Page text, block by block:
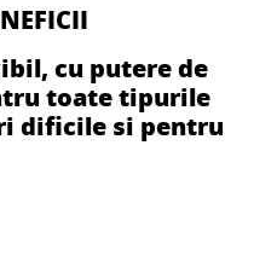
cu putere de
toate tipurile
dificile si pentru